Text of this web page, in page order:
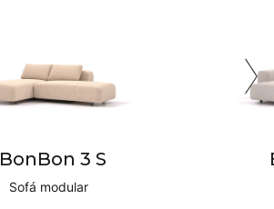
BonBon 3 S
Sofá modular